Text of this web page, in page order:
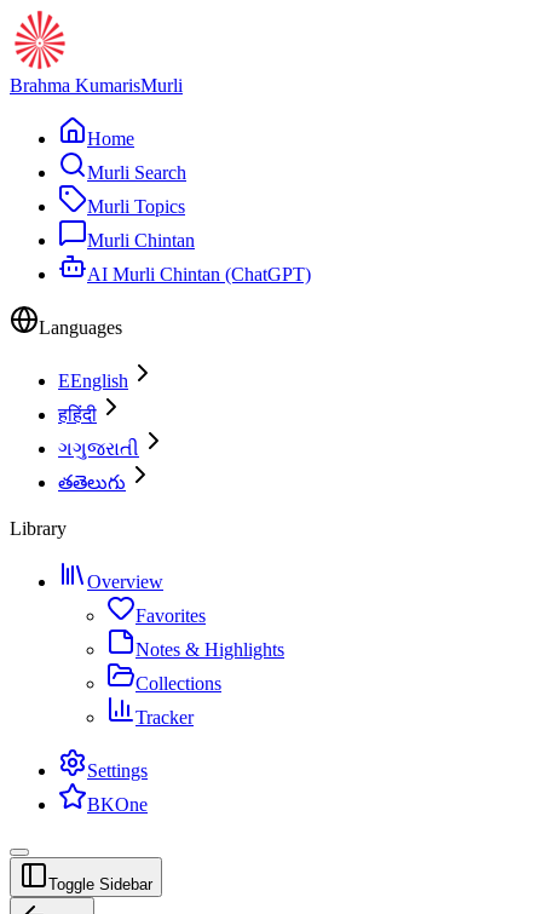
Brahma KumarisMurli
Home
Murli Search
Murli Topics
Murli Chintan
AI Murli Chintan (ChatGPT)
Languages
EEnglish
हहिंदी
ગગુજરાતી
తతెలుగు
Library
Overview
Favorites
Notes & Highlights
Collections
Tracker
Settings
BKOne
Toggle Sidebar